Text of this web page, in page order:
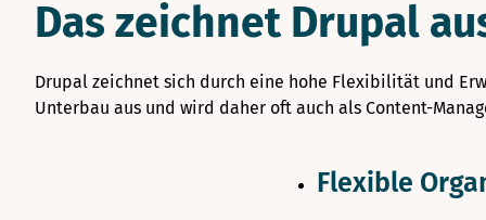
Das zeichnet Drupal
Drupal zeichnet sich durch eine hohe Flexibilität und
Unterbau aus und wird daher oft auch als Content-
Flexible